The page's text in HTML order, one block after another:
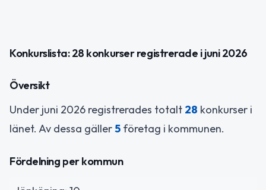
Konkurslista: 28 konkurser registrerade i juni 2026
Översikt
Under juni 2026 registrerades totalt 28 konkurser i
länet. Av dessa gäller5 företag i kommunen.
Fördelning per kommun